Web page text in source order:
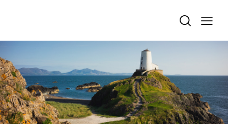
TOURISM